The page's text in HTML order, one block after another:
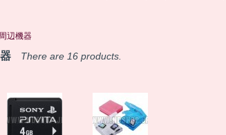
辺機器
There are 16 products.